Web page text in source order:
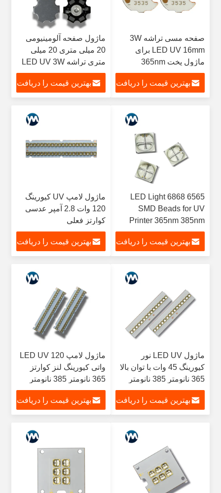
صفحه مسی تراشه 3W
LED UV 16mm برای
ماژول پخت 365nm
395nm
بهترین قیمت را دریافت
ماژول صفحه آلومینیومی
20 میلی متری 20 میلی
متری تراشه LED UV 3W
Lumen تقلیدی 405
نانومتری
بهترین قیمت را دریافت
6565 6868 LED Light
SMD Beads for UV
Printer 365nm 385nm
395nm
بهترین قیمت را دریافت
ماژول لامپ UV کیورینگ
120 وات 2.8 آمپر عدسی
کوارتز فعلی
بهترین قیمت را دریافت
ماژول LED UV نور
کیورینگ 45 وات با توان بالا
365 نانومتر 385 نانومتر
395 نانومتر 405 نانومتر
بهترین قیمت را دریافت
ماژول لامپ LED UV 120
واتی کیورینگ لنز کوارتز
365 نانومتر 385 نانومتر
395 نانومتر
بهترین قیمت را دریافت